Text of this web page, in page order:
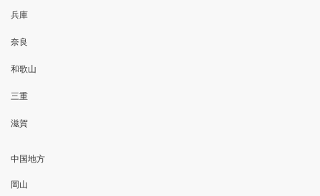
兵庫
奈良
和歌山
三重
滋賀
中国地方
岡山